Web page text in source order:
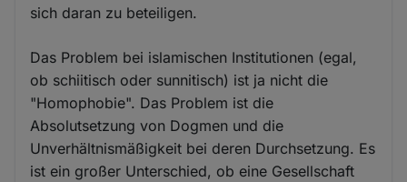
sich daran zu beteiligen.
Das Problem bei islamischen Institutionen (egal,
ob schiitisch oder sunnitisch) ist ja nicht die
"Homophobie". Das Problem ist die
Absolutsetzung von Dogmen und die
Unverhältnismäßigkeit bei deren Durchsetzung. Es
ist ein großer Unterschied, ob eine Gesellschaft